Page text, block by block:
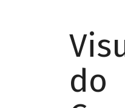
do